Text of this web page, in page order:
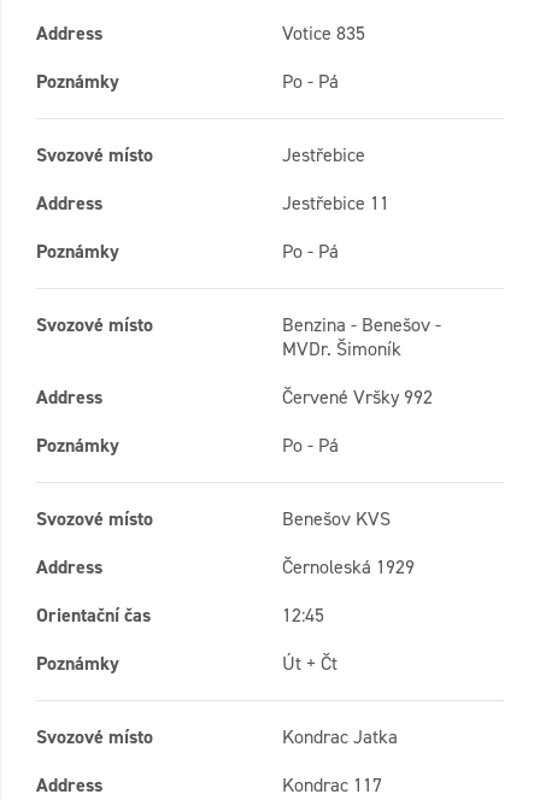
Address
Votice 835
Poznámky
Po - Pá
Svozové místo
Jestřebice
Address
Jestřebice 11
Poznámky
Po - Pá
Svozové místo
Benzina - Benešov -
MVDr. Šimoník
Address
Červené Vršky 992
Poznámky
Po - Pá
Svozové místo
Benešov KVS
Address
Černoleská 1929
Orientační čas
12:45
Poznámky
Út + Čt
Svozové místo
Kondrac Jatka
Address
Kondrac 117